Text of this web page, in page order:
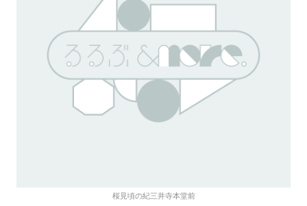
桜見頃の紀三井寺本堂前